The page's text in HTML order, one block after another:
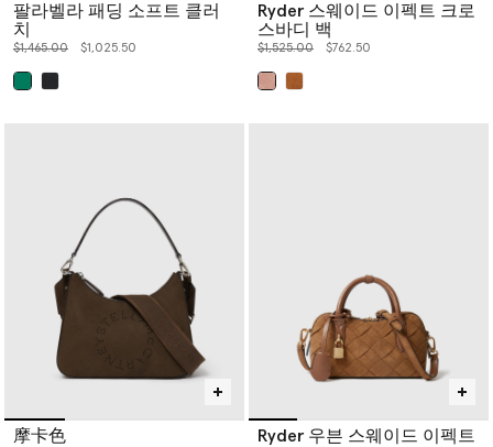
팔라벨라 패딩 소프트 클러
치
价格从
$1,465.00下降至
$1,025.50
Ryder 스웨이드 이펙트 크로
스바디 백
价格从
$1,525.00下降至
$762.50
摩卡色
Ryder 우븐 스웨이드 이펙트